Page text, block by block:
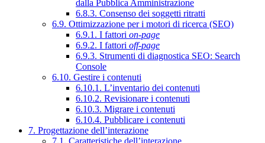
dalla Pubblica Amministrazione
6.8.3. Consenso dei soggetti ritratti
6.9. Ottimizzazione per i motori di ricerca (SEO)
6.9.1. I fattori on-page
6.9.2. I fattori off-page
6.9.3. Strumenti di diagnostica SEO: Search
Console
6.10. Gestire i contenuti
6.10.1. L’inventario dei contenuti
6.10.2. Revisionare i contenuti
6.10.3. Migrare i contenuti
6.10.4. Pubblicare i contenuti
7. Progettazione dell’interazione
7.1. Caratteristiche dell’interazione